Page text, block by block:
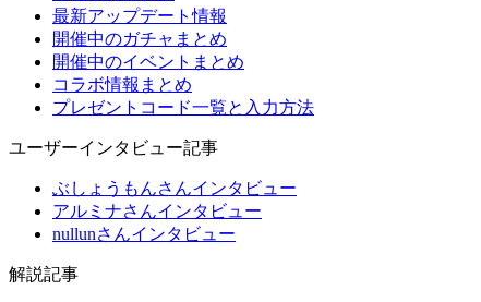
最新アップデート情報
開催中のガチャまとめ
開催中のイベントまとめ
コラボ情報まとめ
プレゼントコード一覧と入力方法
ユーザーインタビュー記事
ぶしょうもんさんインタビュー
アルミナさんインタビュー
nullunさんインタビュー
解説記事